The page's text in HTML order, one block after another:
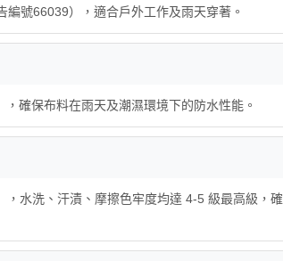
號66039），適合戶外工作及雨天穿著。
確保布料在雨天及潮濕環境下的防水性能。
水洗、汗漬、摩擦色牢度均達 4-5 級最高級，確